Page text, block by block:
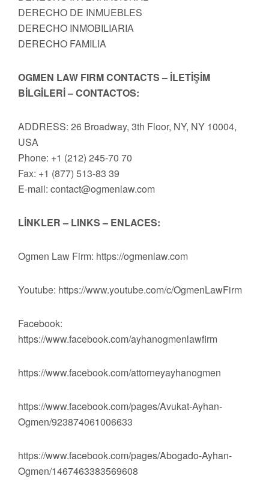
DERECHO DE INMUEBLES
DERECHO INMOBILIARIA
DERECHO FAMILIA
OGMEN LAW FIRM CONTACTS – İLETİŞİM
BİLGİLERİ – CONTACTOS:
ADDRESS: 26 Broadway, 3th Floor, NY, NY 10004,
USA
Phone: +1 (212) 245-70 70
Fax: +1 (877) 513-83 39
E-mail: contact@ogmenlaw.com
LİNKLER – LINKS – ENLACES:
Ogmen Law Firm: https://ogmenlaw.com
Youtube: https://www.youtube.com/c/OgmenLawFirm
Facebook:
https://www.facebook.com/ayhanogmenlawfirm
https://www.facebook.com/attorneyayhanogmen
https://www.facebook.com/pages/Avukat-Ayhan-
Ogmen/923874061006633
https://www.facebook.com/pages/Abogado-Ayhan-
Ogmen/1467463383569608